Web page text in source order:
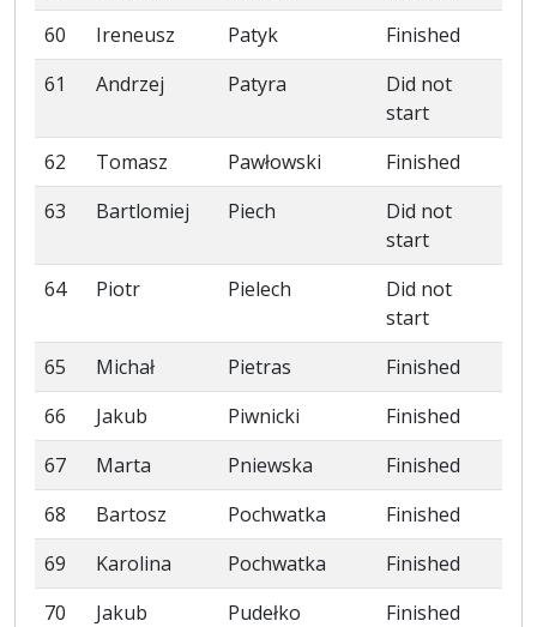
60
Ireneusz Patyk
Finished
61
Andrzej Patyra
Did not
start
62
Tomasz Pawłowski
Finished
63
Bartlomiej Piech
Did not
start
64
Piotr Pielech
Did not
start
65
Michał Pietras
Finished
66
Jakub Piwnicki
Finished
67
Marta Pniewska
Finished
68
Bartosz Pochwatka
Finished
69
Karolina Pochwatka
Finished
70
Jakub Pudełko
Finished